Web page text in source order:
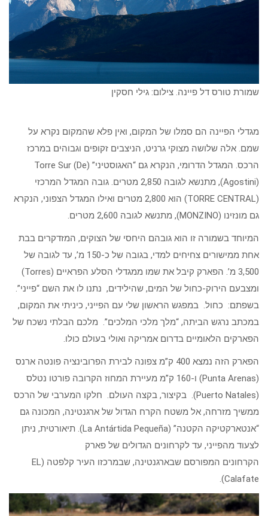
שמורת טורס דל פיינה. צילום: גילי חסקין
מגדלי הפיינה הם סמלו של המקום, ואין פלא שהמקום נקרא על
שמם. אלה שלושה מצוקי גרניט, הניצבים זקופים וגבוהים במרכז
הרכס. המגדל הדרומי, הנקרא גם “האגוסטיני” (Torre Sur (De
Agostini)), מתנשא לגובה 2,850 מטרים. גובה המגדל המרכזי
(TORRE CENTRAL) הוא 2,800 מטרים ואילו המגדל הצפוני, הנקרא
גם מונזינו (MONZINO), מתנשא לגובה 2,600 מטרים.
המיוחד בשמורה זו הוא גובהם היחסי של הצוקים, המזדקרים בבת
אחת ממישורים צחיחים למדי, בגובה של כ-150 מ’, עד לגובה של
3,500 מ’. הפארק קיבל את שמו ממגדלי הסלע הפראיים (Torres)
ומצבעם הירוק-כחול של המים, שהילידים, נתנו לו את השם “פייני”.
בשפתם: כחול. במפגש הראשון שלי עם הפייני, כיניתי את המקום,
במכתב נרגש הביתה, “מלך מלכי המלכים”. מלכם הבלתי נשכח של
הפארקים הלאומיים בדרום אמריקה ואולי בעולם כולו.
הפארק הזה נמצא 400 ק”מ צפונה לבירת הפרובינציה פונטה ארנס
(Punta Arenas) ו-160 ק”מ מעיירת המחוז הקרובה פורטו נטלס
(Puerto Natales). בקיצור, בקצה העולם. חלקו המערבי של הרכס
ממשיך מזרחה, אל משטח הקרח הגדול של ארגנטינה, המכונה גם
“אנטארקטיקה הקטנה” (La Antártida Pequeña). תיאורטית, ניתן
לצעוד מהפייני, עד לקרחונים הגדולים של פארק
הקרחונים המפורסם שבארגנטינה, שבמרכזו העיר קלפטה (EL
Calafate).